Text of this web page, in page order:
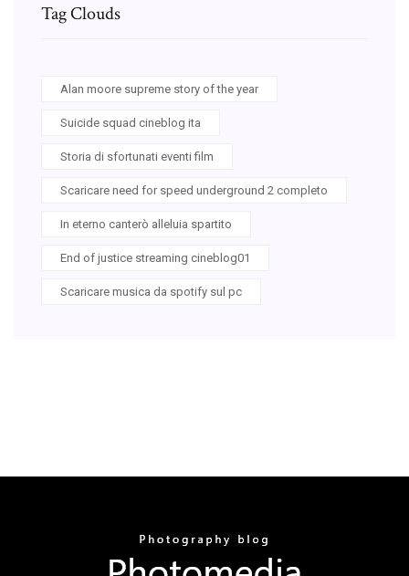
Tag Clouds
Alan moore supreme story of the year
Suicide squad cineblog ita
Storia di sfortunati eventi film
Scaricare need for speed underground 2 completo
In eterno canterò alleluia spartito
End of justice streaming cineblog01
Scaricare musica da spotify sul pc